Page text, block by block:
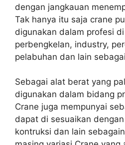
dengan jangkauan
Tak hanya itu saja crane
digunakan dalam profesi
perbengkelan, industry,
pelabuhan dan lain
Sebagai alat berat yang
digunakan dalam bidang
Crane juga mempunyai
dapat di sesuaikan
kontruksi dan lain